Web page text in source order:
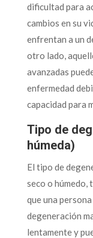
dificultad para
cambios en su
enfrentan a un
otro lado,
avanzadas
enfermedad
capacidad para
Tipo de
húmeda)
El tipo de
seco o húmedo,
que una
degeneración
lentamente y